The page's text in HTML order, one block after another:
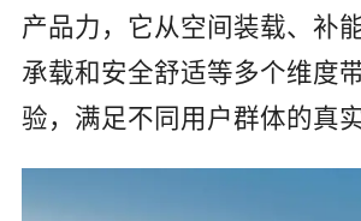
产品力，它从空间装载、补
承载和安全舒适等多个维度
验，满足不同用户群体的真